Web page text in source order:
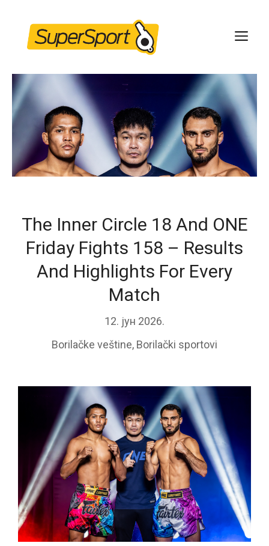
content
The Inner Circle 18 And ONE
Friday Fights 158 – Results
And Highlights For Every
Match
12. јун 2026.
Borilačke veštine, Borilački sportovi